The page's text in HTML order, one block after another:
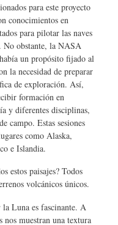
para este proyecto
conocimientos en
para pilotar las naves
No obstante, la NASA
un propósito fijado al
la necesidad de preparar
de exploración. Así,
formación en
y diferentes disciplinas,
campo. Estas sesiones
como Alaska,
e Islandia.
estos paisajes? Todos
volcánicos únicos.
Luna es fascinante. A
nos muestran una textura